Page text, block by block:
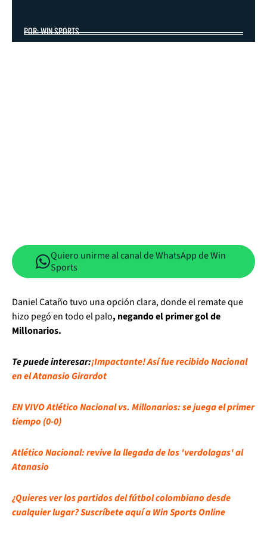
POR: WIN SPORTS
Quiero unirme al canal de WhatsApp de Win
Sports
Daniel Cataño tuvo una opción clara, donde el remate que
hizo pegó en todo el palo, negando el primer gol de
Millonarios.
Te puede interesar:¡Impactante! Así fue recibido Nacional
en el Atanasio Girardot
EN VIVO Atlético Nacional vs. Millonarios: se juega el primer
tiempo (0-0)
Atlético Nacional: revive la llegada de los 'verdolagas' al
Atanasio
¿Quieres ver los partidos del fútbol colombiano desde
cualquier lugar? Suscríbete aquí a Win Sports Online